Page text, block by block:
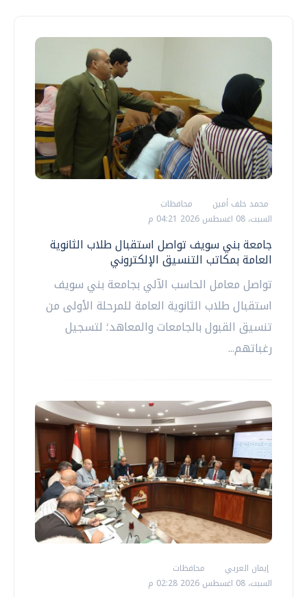
محمد خلف أمين
محافظات
السبت، 08 اغسطس 2026 04:21 م
جامعة بني سويف تواصل استقبال طلاب الثانوية
العامة بمكاتب التنسيق الإلكتروني
تواصل معامل الحاسب الآلي بجامعة بني سويف
استقبال طلاب الثانوية العامة للمرحلة الأولى من
تنسيق القبول بالجامعات والمعاهد؛ لتسجيل
رغباتهم...
إيمان العربي
محافظات
السبت، 08 اغسطس 2026 02:28 م